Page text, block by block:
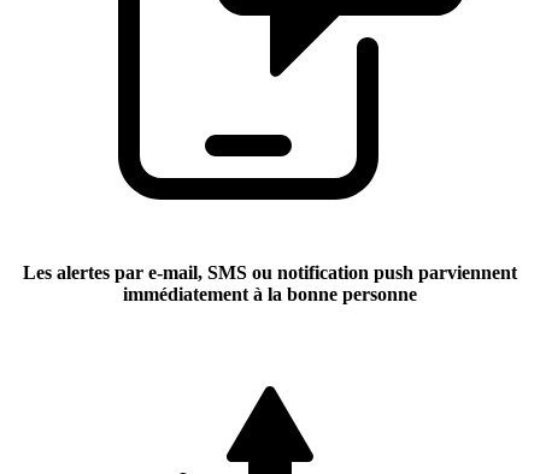
Les alertes par e-mail, SMS ou notification push parviennent
immédiatement à la bonne personne